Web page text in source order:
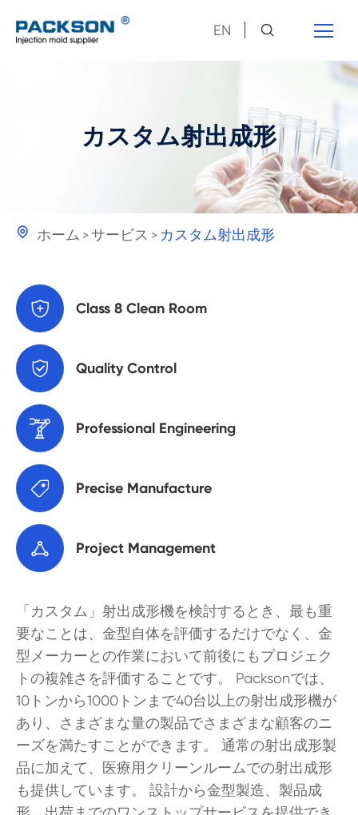
EN
カスタム射出成形
 ホーム サービス カスタム射出成形
 Class 8 Clean Room
 Quality Control
 Professional Engineering
 Precise Manufacture
 Project Management
「カスタム」射出成形機を検討するとき、最も重
要なことは、金型自体を評価するだけでなく、金
型メーカーとの作業において前後にもプロジェク
トの複雑さを評価することです。 Packsonでは、
10トンから1000トンまで40台以上の射出成形機が
あり、さまざまな量の製品でさまざまな顧客のニ
ーズを満たすことができます。 通常の射出成形製
品に加えて、医療用クリーンルームでの射出成形
も提供しています。 設計から金型製造、製品成